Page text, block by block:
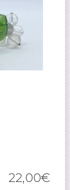
22,00€